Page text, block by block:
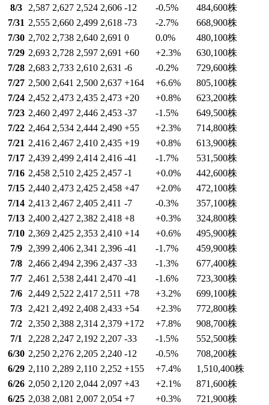
8/3 2,587 2,627 2,524 2,606 -12 -0.5% 484,600株
7/31 2,555 2,660 2,499 2,618 -73 -2.7% 668,900株
7/30 2,702 2,738 2,640 2,691 0 0.0% 480,100株
7/29 2,693 2,728 2,597 2,691 +60 +2.3% 630,100株
7/28 2,683 2,733 2,610 2,631 -6 -0.2% 729,600株
7/27 2,500 2,641 2,500 2,637 +164 +6.6% 805,100株
7/24 2,452 2,473 2,435 2,473 +20 +0.8% 623,200株
7/23 2,460 2,497 2,446 2,453 -37 -1.5% 649,500株
7/22 2,464 2,534 2,444 2,490 +55 +2.3% 714,800株
7/21 2,416 2,467 2,410 2,435 +19 +0.8% 613,900株
7/17 2,439 2,499 2,414 2,416 -41 -1.7% 531,500株
7/16 2,458 2,510 2,425 2,457 -1 +0.0% 442,600株
7/15 2,440 2,473 2,425 2,458 +47 +2.0% 472,100株
7/14 2,413 2,467 2,405 2,411 -7 -0.3% 357,100株
7/13 2,400 2,427 2,382 2,418 +8 +0.3% 324,800株
7/10 2,369 2,425 2,353 2,410 +14 +0.6% 495,900株
7/9
2,399 2,406 2,341 2,396 -41 -1.7% 459,900株
7/8
2,466 2,494 2,396 2,437 -33 -1.3% 677,400株
7/7
2,461 2,538 2,441 2,470 -41 -1.6% 723,300株
7/6
2,449 2,522 2,417 2,511 +78 +3.2% 699,100株
7/3
2,421 2,492 2,408 2,433 +54 +2.3% 772,800株
7/2
2,350 2,388 2,314 2,379 +172 +7.8% 908,700株
7/1
2,228 2,247 2,192 2,207 -33 -1.5% 552,500株
6/30 2,250 2,276 2,205 2,240 -12 -0.5% 708,200株
6/29 2,110 2,289 2,110 2,252 +155 +7.4% 1,510,400株
6/26 2,050 2,120 2,044 2,097 +43 +2.1% 871,600株
6/25 2,038 2,081 2,007 2,054 +7 +0.3% 721,900株